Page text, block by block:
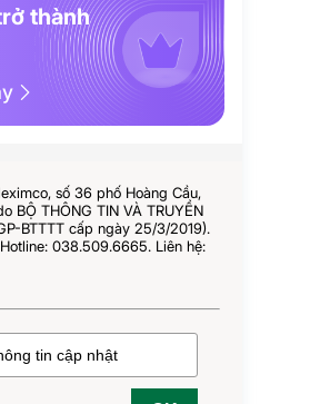
thành
số 36 phố Hoàng Cầu,
BỘ THÔNG TIN VÀ TRUYỀN
BTTTT cấp ngày 25/3/2019).
038.509.6665. Liên hệ: